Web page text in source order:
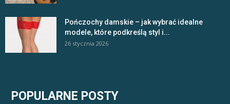
Pończochy damskie – jak wybrać idealne
modele, które podkreślą styl i...
26 stycznia 2026
POPULARNE POSTY